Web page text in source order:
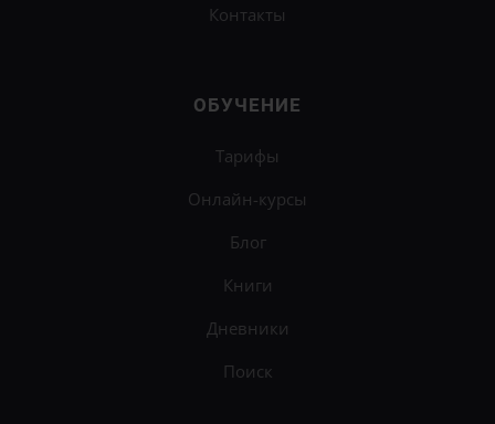
Контакты
ОБУЧЕНИЕ
Тарифы
Онлайн-курсы
Блог
Книги
Дневники
Поиск